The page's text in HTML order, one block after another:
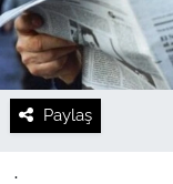
Paylaş
.